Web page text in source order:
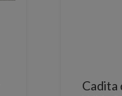
Cadita